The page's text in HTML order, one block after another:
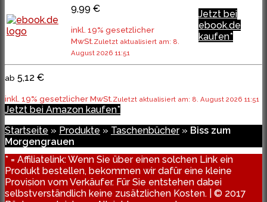
9,99 €
inkl. 19% gesetzlicher
MwSt.Zuletzt aktualisiert am: 8.
August 2026 11:51
Jetzt bei
ebook.de
kaufen*
ab 5,12 €
inkl. 19% gesetzlicher MwSt.Zuletzt aktualisiert am: 8. August 2026 11:51
Jetzt bei Amazon kaufen*
Startseite » Produkte » Taschenbücher» Biss zum
Morgengrauen
* = Affiliatelink: Wenn Sie über einen solchen Link ein
Produkt bestellen, bekommen wir dafür eine kleine
Provision vom Verkäufer. Für Sie entstehen dabei
selbstverständlich keine zusätzlichen Kosten. | © 2017